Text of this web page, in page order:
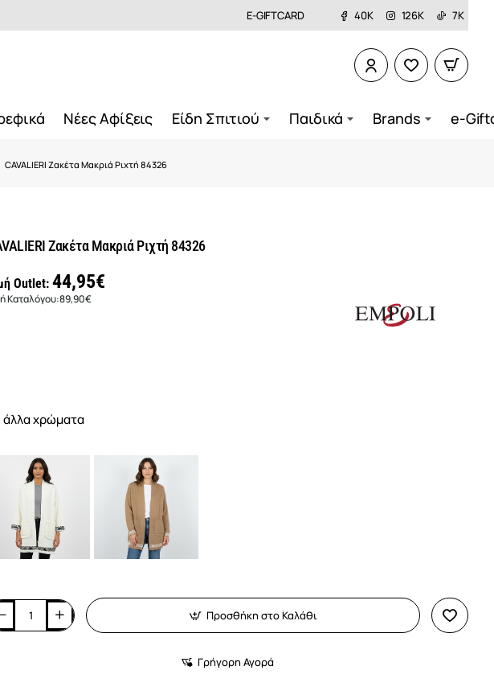
E-GIFTCARD 40K 126K 7K
Νέες Αφίξεις Είδη Σπιτιού Παιδικά Brands e-
CAVALIERI Ζακέτα Μακριά Ριχτή 84326
Ζακέτα Μακριά Ριχτή 84326
Outlet: 44,95€
Καταλόγου:89,90€
άλλα χρώματα
Προσθήκη στο Καλάθι
Γρήγορη Αγορά